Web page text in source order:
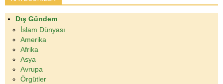
Dış Gündem
İslam Dünyası
Amerika
Afrika
Asya
Avrupa
Örgütler